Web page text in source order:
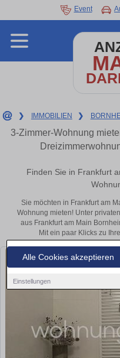
Alle Cookies akzeptieren
Einstellungen
Event
❯ IMMOBILIEN ❯
3-Zimmer-Wohnung
Finden Sie in Frankfurt
Sie möchten in Frankfurt am
Wohnung mieten! Unter
aus Frankfurt am Main
Mit ein paar Klicks zu